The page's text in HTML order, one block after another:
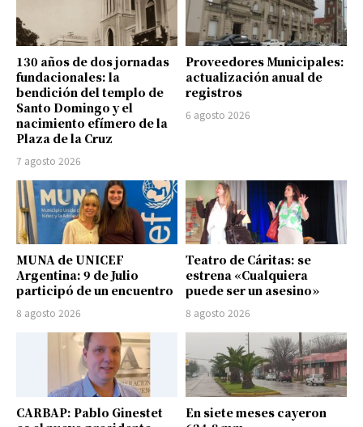
130 años de dos jornadas
fundacionales: la
bendición del templo de
Santo Domingo y el
nacimiento efímero de la
Plaza de la Cruz
7 agosto 2026
Proveedores Municipales:
actualización anual de
registros
6 agosto 2026
MUNA de UNICEF
Argentina: 9 de Julio
participó de un encuentro
8 agosto 2026
Teatro de Cáritas: se
estrena «Cualquiera
puede ser un asesino»
8 agosto 2026
CARBAP: Pablo Ginestet
En siete meses cayeron